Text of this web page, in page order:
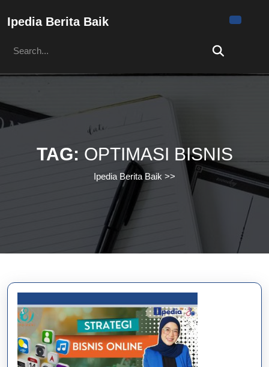
Ipedia Berita Baik
for:
TAG: OPTIMASI BISNIS
Ipedia Berita Baik >>